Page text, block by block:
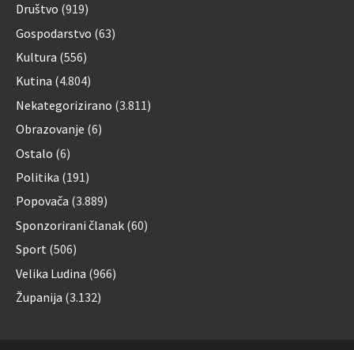
Društvo (919)
Gospodarstvo (63)
Kultura (556)
Kutina (4.804)
Nekategorizirano (3.811)
Obrazovanje (6)
Ostalo (6)
Politika (191)
Popovača (3.889)
Sponzorirani članak (60)
Sport (506)
Velika Ludina (966)
Županija (3.132)